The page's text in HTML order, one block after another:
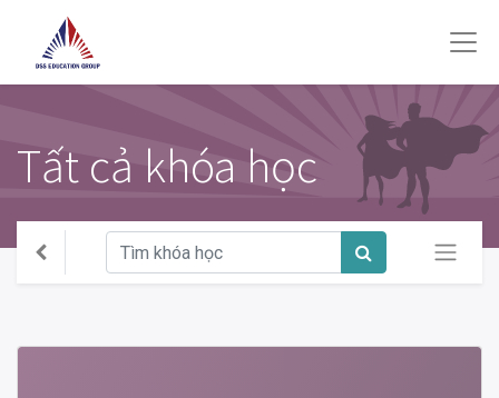
Tất cả khóa học